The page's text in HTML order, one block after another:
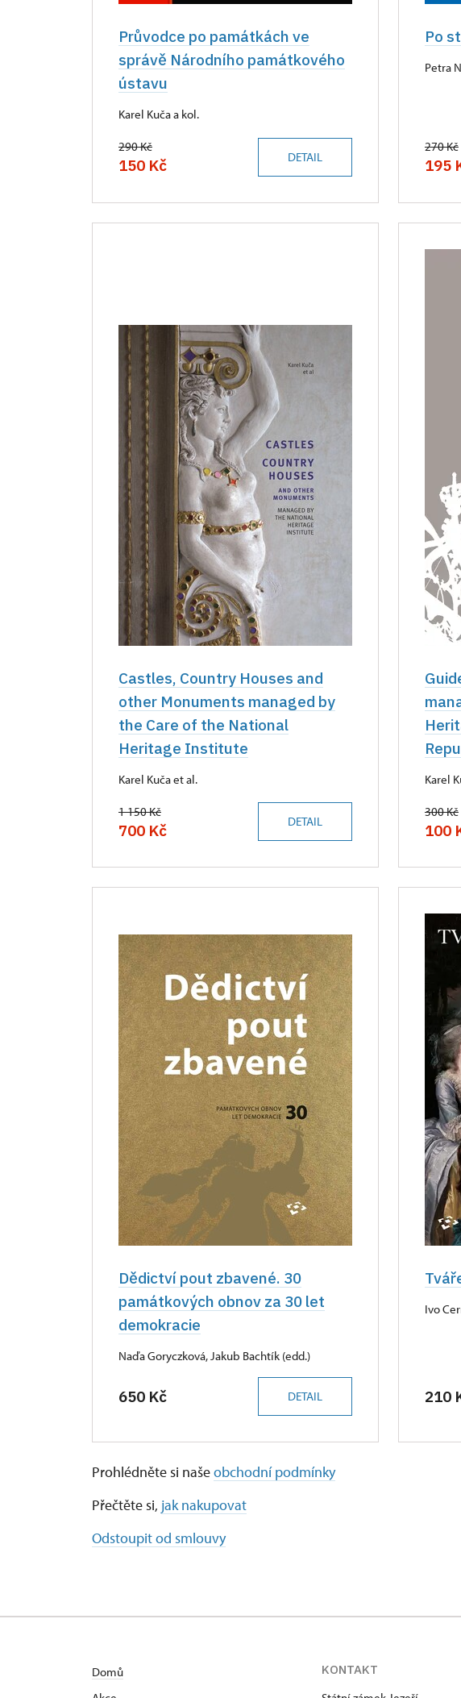
Průvodce po památkách ve
správě Národního památkového
ústavu
Karel Kuča a kol.
290 Kč
150 Kč DETAIL
Po
Petra
270 Kč
195
Castles, Country Houses and
other Monuments managed by
the Care of the National
Heritage Institute
Karel Kuča et al.
1 150 Kč
700 Kč DETAIL
Karel
300 Kč
100
Dědictví pout zbavené. 30
památkových obnov za 30 let
demokracie
Naďa Goryczková, Jakub Bachtík (edd.)
650 Kč DETAIL
Ivo
210
Prohlédněte si našeobchodní podmínky
Přečtěte si, jak nakupovat
Odstoupit od smlouvy
Domů
KONTAKT